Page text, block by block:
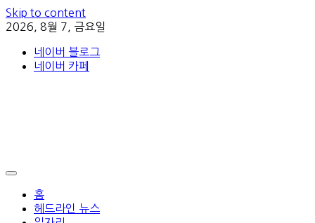
Skip to content
2026, 8월 7, 금요일
네이버 블로그
네이버 카페
홈
헤드라인 뉴스